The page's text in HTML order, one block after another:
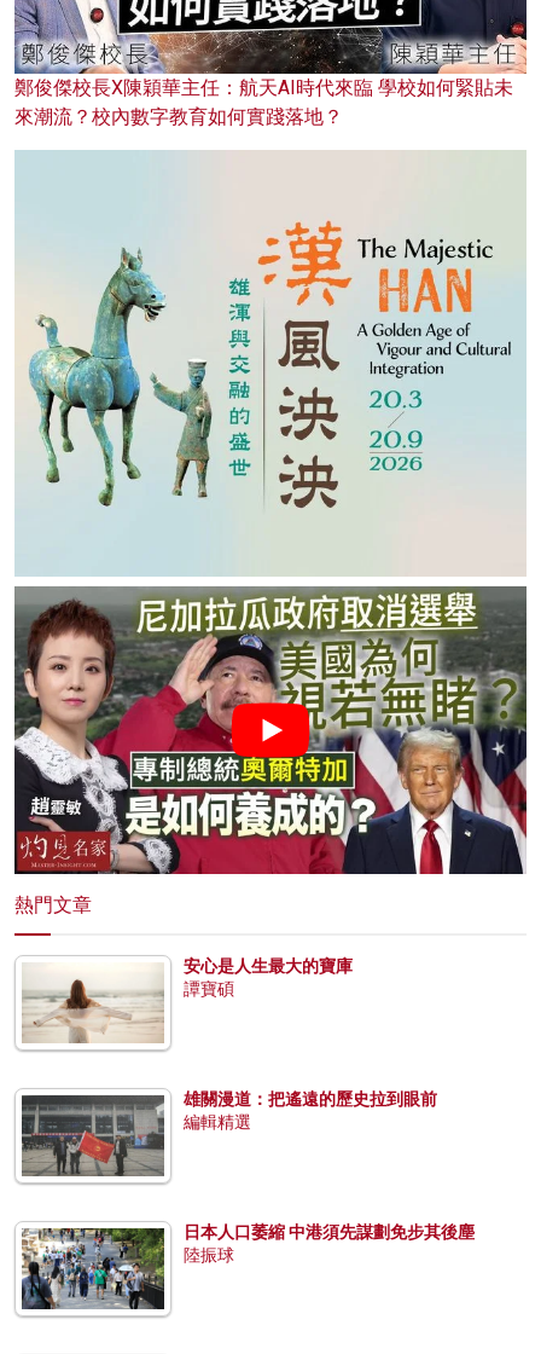
鄭俊傑校長X陳穎華主任：航天AI時代來臨 學校如何緊貼未
來潮流？校內數字教育如何實踐落地？
熱門文章
安心是人生最大的寶庫
譚寶碩
雄關漫道：把遙遠的歷史拉到眼前
編輯精選
日本人口萎縮 中港須先謀劃免步其後塵
陸振球